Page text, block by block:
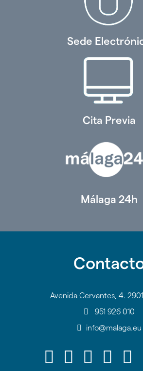
Sede
Cita Previa
Málaga 24h
Avenida Cervantes, 4.
951 926 010
info@malaga.eu
IconoIconoIcono